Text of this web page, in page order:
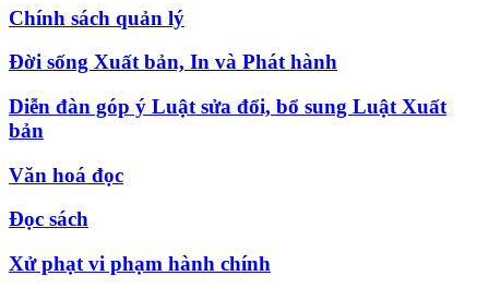
Chính sách quản lý
Đời sống Xuất bản, In và Phát hành
Diễn đàn góp ý Luật sửa đổi, bổ sung Luật Xuất
bản
Văn hoá đọc
Đọc sách
Xử phạt vi phạm hành chính